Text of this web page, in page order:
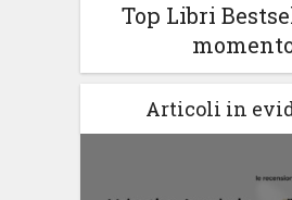
Top Libri
Articoli in